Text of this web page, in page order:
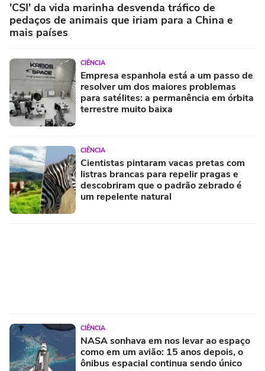
'CSI' da vida marinha desvenda tráfico de
pedaços de animais que iriam para a China e
mais países
CIÊNCIA
Empresa espanhola está a um passo de
resolver um dos maiores problemas
para satélites: a permanência em órbita
terrestre muito baixa
CIÊNCIA
Cientistas pintaram vacas pretas com
listras brancas para repelir pragas e
descobriram que o padrão zebrado é
um repelente natural
CIÊNCIA
NASA sonhava em nos levar ao espaço
como em um avião: 15 anos depois, o
ônibus espacial continua sendo único